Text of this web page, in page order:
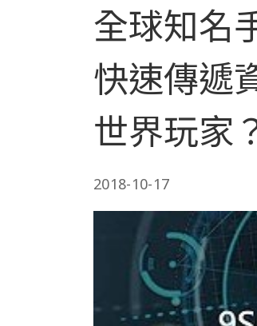
全球知名
快速傳遞
世界玩家
2018-10-17